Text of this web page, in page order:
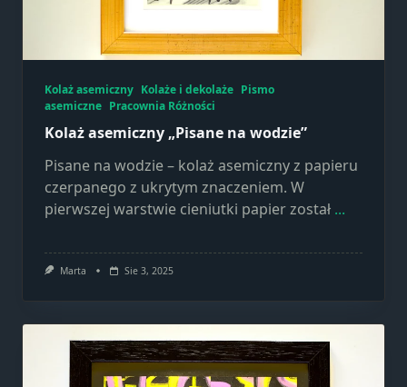
Kolaż asemiczny Kolaże i dekolaże Pismo
asemiczne Pracownia Różności
Kolaż asemiczny „Pisane na wodzie”
Pisane na wodzie – kolaż asemiczny z papieru
czerpanego z ukrytym znaczeniem. W
pierwszej warstwie cieniutki papier został ...
Marta Sie 3, 2025
opcjonalne. Są
one potrzebne
do
funkcjonowania
strony
Statystyka
Abyśmy mogli
poprawić
i strukturę
tego, jak
strona jest
używana.